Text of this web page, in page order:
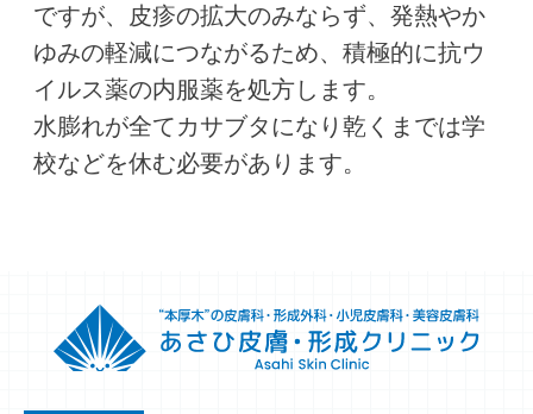
ですが、皮疹の拡大のみならず、発熱やか
ゆみの軽減につながるため、積極的に抗ウ
イルス薬の内服薬を処方します。
水膨れが全てカサブタになり乾くまでは学
校などを休む必要があります。